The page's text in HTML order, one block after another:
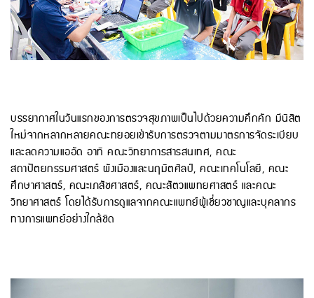
บรรยากาศในวันแรกของการตรวจสุขภาพเป็นไปด้วยความคึกคัก มีนิสิต
ใหม่จากหลากหลายคณะทยอยเข้ารับการตรวจตามมาตรการจัดระเบียบ
และลดความแออัด อาทิ คณะวิทยาการสารสนเทศ, คณะ
สถาปัตยกรรมศาสตร์ ผังเมืองและนฤมิตศิลป์, คณะเทคโนโลยี, คณะ
ศึกษาศาสตร์, คณะเภสัชศาสตร์, คณะสัตวแพทยศาสตร์ และคณะ
วิทยาศาสตร์ โดยได้รับการดูแลจากคณะแพทย์ผู้เชี่ยวชาญและบุคลากร
ทางการแพทย์อย่างใกล้ชิด